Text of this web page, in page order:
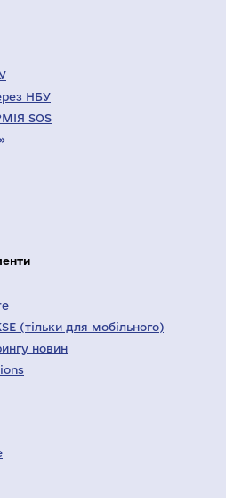
НБУ
SOS
(тільки для мобільного)
новин